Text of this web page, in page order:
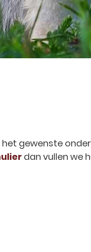
het gewenste
dan vullen we